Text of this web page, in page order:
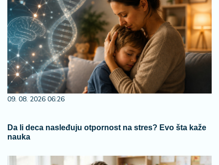
09. 08. 2026 06:26
Da li deca nasleđuju otpornost na stres? Evo šta kaže
nauka